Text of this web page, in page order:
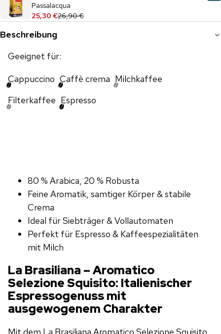
Passalacqua
25,30 €26,90 €
Beschreibung
Geeignet für:
Cappuccino Caffè crema Milchkaffee
Filterkaffee Espresso
80 % Arabica, 20 % Robusta
Feine Aromatik, samtiger Körper & stabile
Crema
Ideal für Siebträger & Vollautomaten
Perfekt für Espresso & Kaffeespezialitäten
mit Milch
La Brasiliana – Aromatico
Selezione Squisito: Italienischer
Espressogenuss mit
ausgewogenem Charakter
Mit dem La Brasiliana Aromatico Selezione Squisito